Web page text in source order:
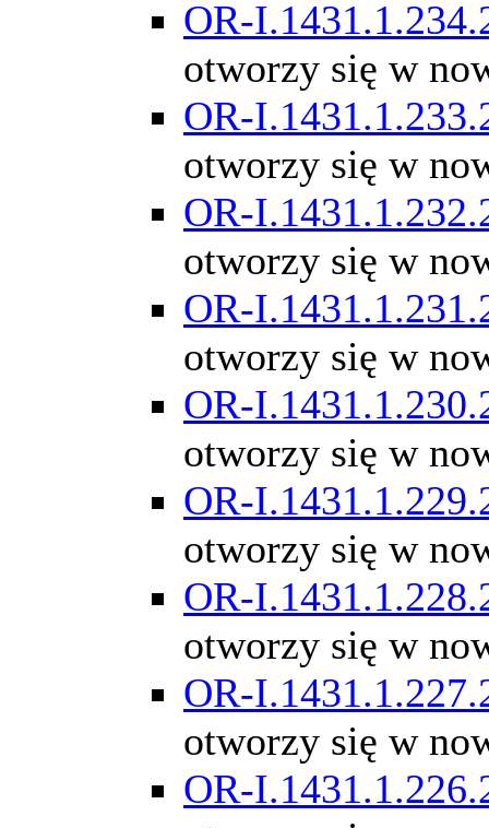
OR-
otworzy się w
OR-
otworzy się w
OR-
otworzy się w
OR-
otworzy się w
OR-
otworzy się w
OR-
otworzy się w
OR-
otworzy się w
OR-
otworzy się w
OR-